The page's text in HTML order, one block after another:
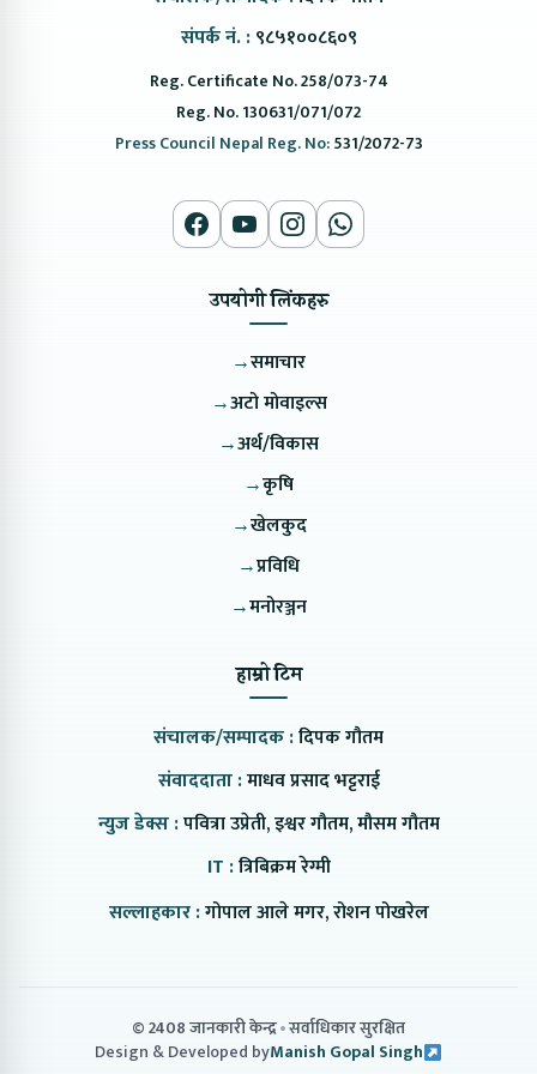
संपर्क नं. : ९८५१००८६०९
Reg. Certificate No. 258/073-74
Reg. No. 130631/071/072
Press Council Nepal Reg. No:531/2072-73
उपयोगी लिंकहरु
→समाचार
→अटो मोवाइल्स
→अर्थ/विकास
→कृषि
→खेलकुद
→प्रविधि
→मनोरञ्जन
हाम्रो टिम
संचालक/सम्पादक :दिपक गौतम
संवाददाता :माधव प्रसाद भट्टराई
न्युज डेक्स :पवित्रा उप्रेती, इश्वर गौतम, मौसम गौतम
IT :त्रिबिक्रम रेग्मी
सल्लाहकार :गोपाल आले मगर, रोशन पोखरेल
© 2408 जानकारी केन्द्र सर्वाधिकार सुरक्षित
Design & Developed byManish Gopal Singh